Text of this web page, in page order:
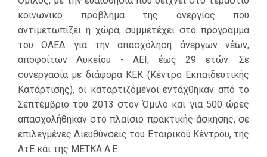
κοινωνικό πρόβλημα της ανεργίας που
αντιμετωπίζει η χώρα, συμμετέχει στο πρόγραμμα
του ΟΑΕΔ για την απασχόληση άνεργων νέων,
αποφοίτων Λυκείου - ΑΕΙ, έως 29 ετών. Σε
συνεργασία με διάφορα ΚΕΚ (Κέντρο Εκπαιδευτικής
Κατάρτισης), οι καταρτιζόμενοι εντάχθηκαν από το
Σεπτέμβριο του 2013 στον Όμιλο και για 500 ώρες
απασχολήθηκαν στο πλαίσιο πρακτικής άσκησης, σε
επιλεγμένες Διευθύνσεις του Εταιρικού Κέντρου, της
ΑτΕ και της ΜΕΤΚΑ Α.Ε.